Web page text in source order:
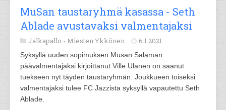
MuSan taustaryhmä kasassa - Seth
Ablade avustavaksi valmentajaksi
Jalkapallo - Miesten Ykkönen 6.1.2021
Syksyllä uuden sopimuksen Musan Salaman
päävalmentajaksi kirjoittanut Ville Ulanen on saanut
tuekseen nyt täyden taustaryhmän. Joukkueen toiseksi
valmentajaksi tulee FC Jazzista syksyllä vapautettu Seth
Ablade.